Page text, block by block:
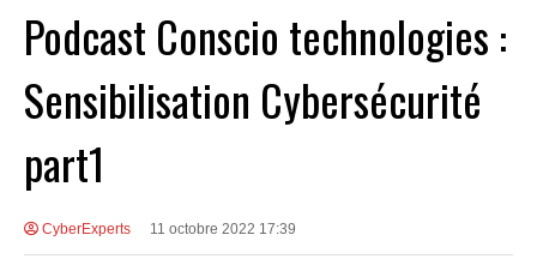
Podcast Conscio technologies :
Sensibilisation Cybersécurité
part1
CyberExperts 11 octobre 2022 17:39